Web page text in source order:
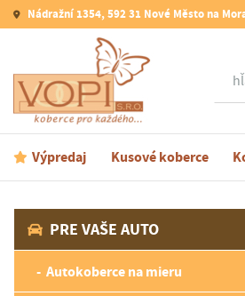
Nádražní 1354, 592 31 Nové Město na
Hľadať
Výpredaj Kusové koberce
PRE VAŠE AUTO
Autokoberce na mieru